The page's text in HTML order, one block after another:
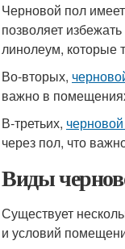
Черновой пол
позволяет
линолеум, которые
Во-вторых,
важно в
В-третьих,
через пол, что
Виды
Существует
и условий